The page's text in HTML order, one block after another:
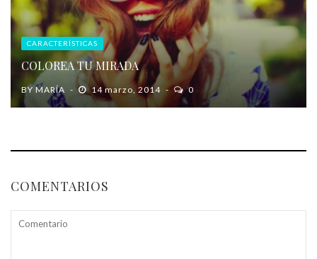
CARACTERÍSTICAS
COLOREA TU MIRADA
BY MARÍA 14 marzo, 2014 0
COMENTARIOS